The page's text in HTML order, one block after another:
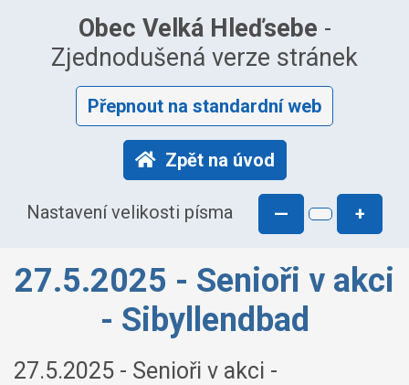
Obec Velká Hleďsebe -
Zjednodušená verze stránek
Přepnout na standardní web
Zpět na úvod
Nastavení velikosti písma — +
27.5.2025 - Senioři v akci
- Sibyllendbad
27.5.2025 - Senioři v akci -